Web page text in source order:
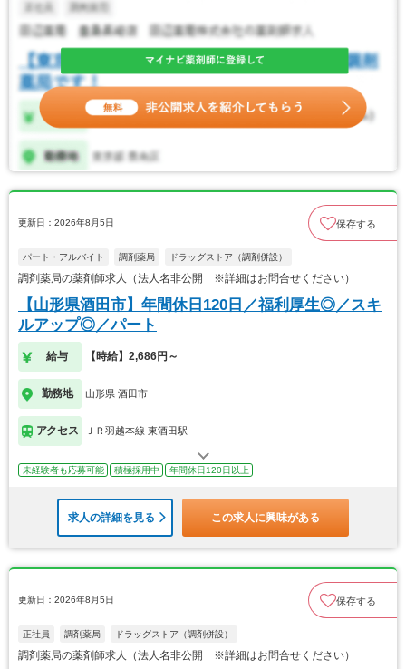
更新日：2026年8月5日 保存する
パート・アルバイト 調剤薬局 ドラッグストア（調剤併設）
調剤薬局の薬剤師求人（法人名非公開 ※詳細はお問合せください）
【山形県酒田市】年間休日120日／福利厚生◎／スキ
ルアップ◎／パート
給与 【時給】2,686円～
勤務地 山形県 酒田市
アクセス ＪＲ羽越本線 東酒田駅
未経験者も応募可能 積極採用中 年間休日120日以上
求人の詳細を見る この求人に興味がある
更新日：2026年8月5日 保存する
正社員 調剤薬局 ドラッグストア（調剤併設）
調剤薬局の薬剤師求人（法人名非公開 ※詳細はお問合せください）